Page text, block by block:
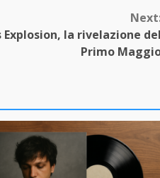
Explosion, la rivelazione
Primo